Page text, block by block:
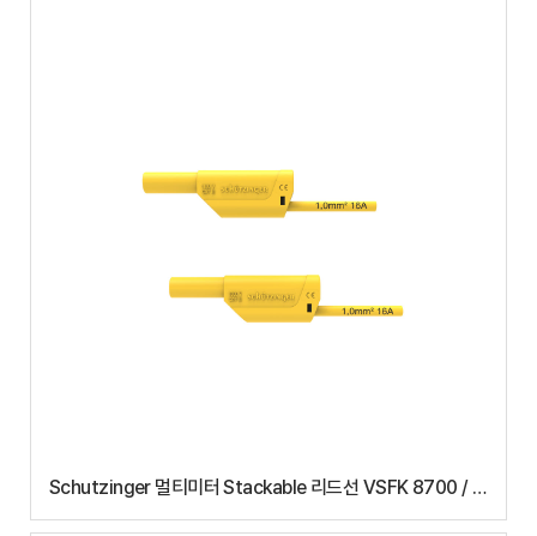
Schutzinger 멀티미터 Stackable 리드선 VSFK 8700 / 1
(150cm)